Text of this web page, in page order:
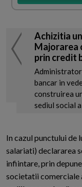
Achizitia
Majorarea
prin credit
bancar in
construirea
sediul social
In cazul punctului de
salariati) declararea
infiintare, prin
societatii comerciale